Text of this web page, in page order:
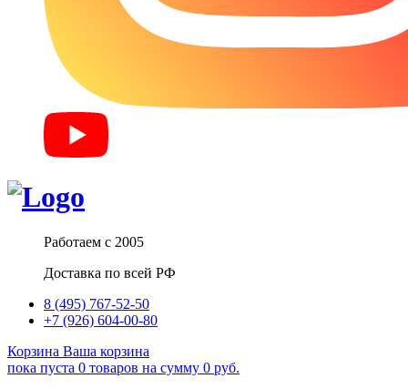
Работаем с 2005
Доставка по всей РФ
8 (495) 767-52-50
+7 (926) 604-00-80
Корзина Ваша корзина
пока пуста 0 товаров на сумму 0 руб.